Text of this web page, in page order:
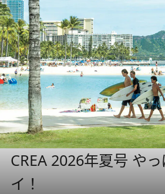
CREA 2026年夏号 や
イ！